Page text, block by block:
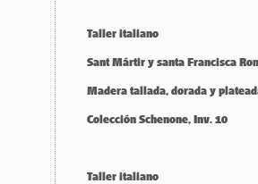
Taller italiano
Sant Mártir y santa Francisca
Madera tallada, dorada y
Colección Schenone, Inv. 10
Taller italiano